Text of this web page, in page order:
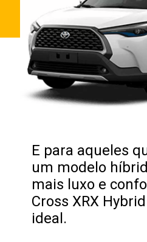
E para aqueles
um modelo
mais luxo e
Cross XRX
ideal.